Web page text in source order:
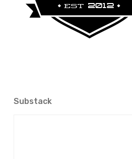
Substack